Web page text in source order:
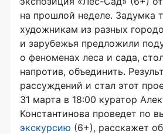
на прошлой неделе. Задумка
художникам из разных
и зарубежья предложили
о феноменах леса и сада,
напротив, объединить.
рассуждений и стал этот
31 марта в 18:00 куратор
Константинова проведет по
экскурсию (6+), расскажет